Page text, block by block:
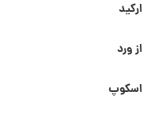
ارکید
از ورد
اسکوپ